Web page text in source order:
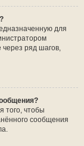
для
ряд шагов,
того, чтобы
сообщения